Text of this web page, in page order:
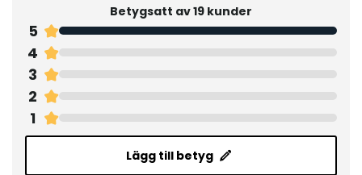
Betygsatt av 19 kunder
5
4
3
2
1
Lägg till betyg